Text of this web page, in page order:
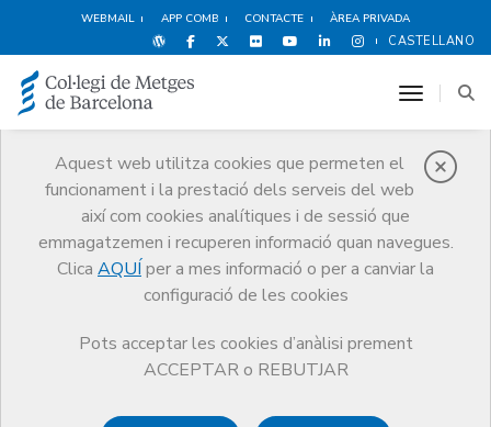
WEBMAIL APP COMB CONTACTE ÀREA PRIVADA
CASTELLANO
Aquest web utilitza cookies que permeten el
funcionament i la prestació dels serveis del web
així com cookies analítiques i de sessió que
emmagatzemen i recuperen informació quan navegues.
Clica AQUÍ per a mes informació o per a canviar la
configuració de les cookies
Pots acceptar les cookies d’anàlisi prement
ACCEPTAR o REBUTJAR
toggle
Notícies
Comunicació
Notícies
Article “El médico enfermo” del Dr. Jaume Padrós, publicat a la revista
Humanitas